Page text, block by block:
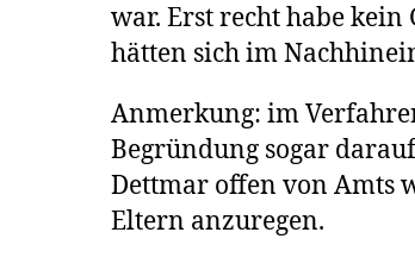
war. Erst recht habe
hätten sich im
Anmerkung: im
Begründung sogar
Dettmar offen von Amts
Eltern anzuregen.